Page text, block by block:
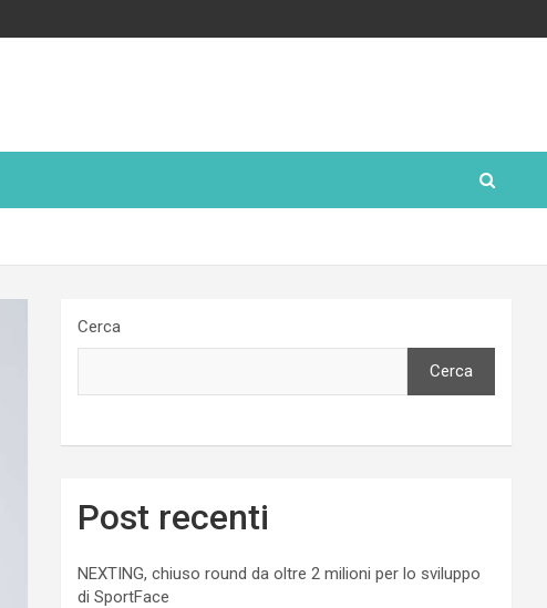
Cerca
Cerca
Post recenti
NEXTING, chiuso round da oltre 2 milioni per lo sviluppo
di SportFace